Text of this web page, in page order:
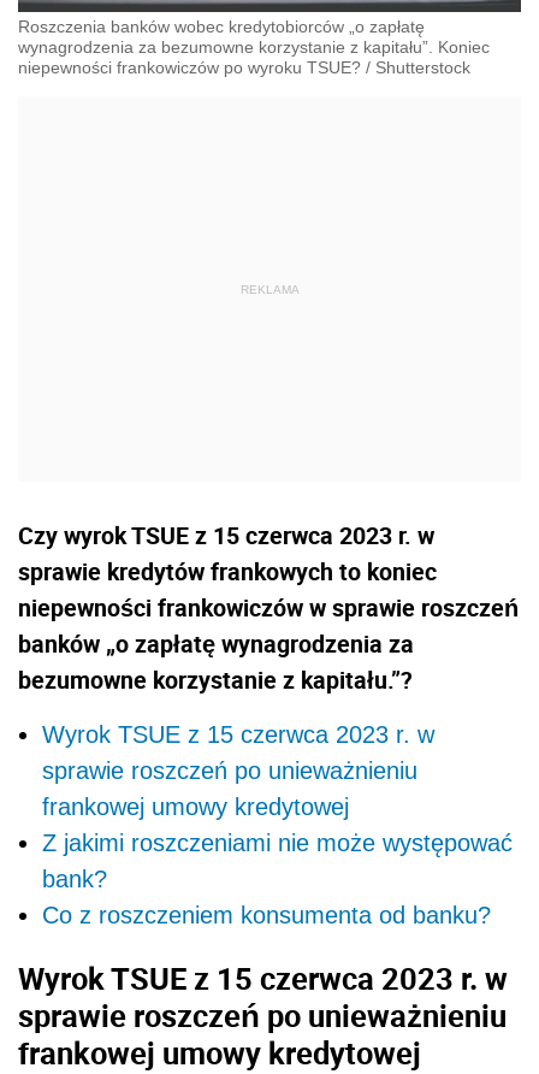
Roszczenia banków wobec kredytobiorców „o zapłatę
wynagrodzenia za bezumowne korzystanie z kapitału”. Koniec
niepewności frankowiczów po wyroku TSUE? / Shutterstock
Czy wyrok TSUE z 15 czerwca 2023 r. w
sprawie kredytów frankowych to koniec
niepewności frankowiczów w sprawie roszczeń
banków „o zapłatę wynagrodzenia za
bezumowne korzystanie z kapitału.”?
Wyrok TSUE z 15 czerwca 2023 r. w
sprawie roszczeń po unieważnieniu
frankowej umowy kredytowej
Z jakimi roszczeniami nie może występować
bank?
Co z roszczeniem konsumenta od banku?
Wyrok TSUE z 15 czerwca 2023 r. w
sprawie roszczeń po unieważnieniu
frankowej umowy kredytowej